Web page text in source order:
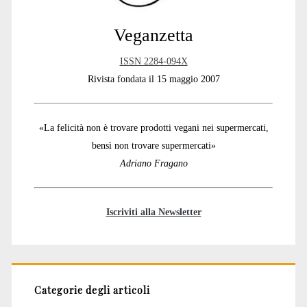
Veganzetta
ISSN 2284-094X
Rivista fondata il 15 maggio 2007
«La felicità non è trovare prodotti vegani nei supermercati,
bensì non trovare supermercati»
Adriano Fragano
Iscriviti alla Newsletter
Categorie degli articoli